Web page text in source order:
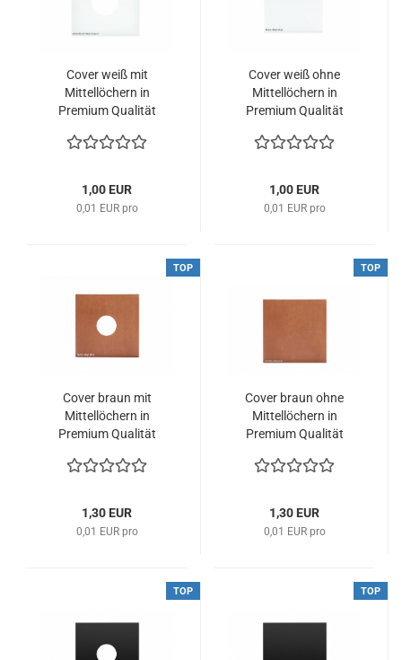
Cover weiß mit
Mittellöchern in
Premium Qualität
1,00 EUR
0,01 EUR pro
Cover weiß ohne
Mittellöchern in
Premium Qualität
1,00 EUR
0,01 EUR pro
TOP
Cover braun mit
Mittellöchern in
Premium Qualität
1,30 EUR
0,01 EUR pro
TOP
Cover braun ohne
Mittellöchern in
Premium Qualität
1,30 EUR
0,01 EUR pro
TOP TOP